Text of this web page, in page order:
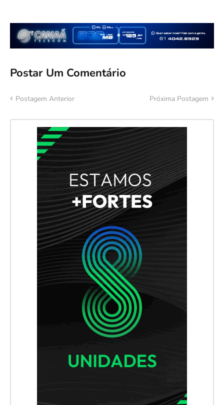
Postar Um Comentário
Postagem Anterior Próxima Postagem